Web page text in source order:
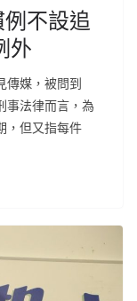
不設追
外
傳媒，被問到
事法律而言，為
，但又指每件